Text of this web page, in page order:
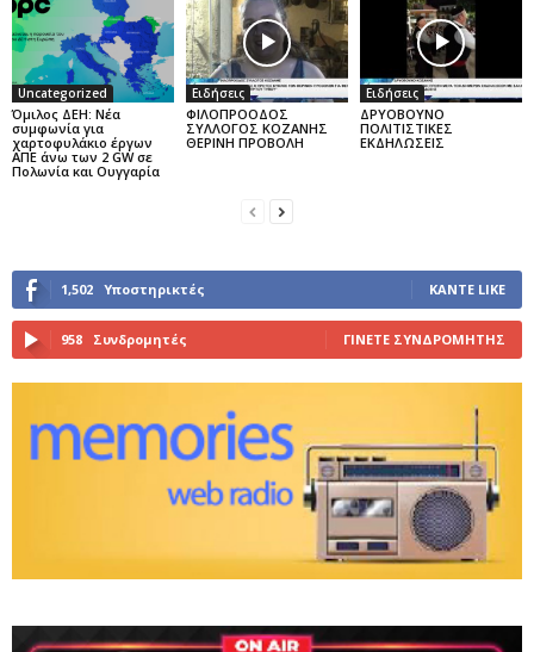
Uncategorized
Όμιλος ΔΕΗ: Νέα
συμφωνία για
χαρτοφυλάκιο έργων
ΑΠΕ άνω των 2 GW σε
Πολωνία και Ουγγαρία
Ειδήσεις
ΦΙΛΟΠΡΟΟΔΟΣ
ΣΥΛΛΟΓΟΣ ΚΟΖΑΝΗΣ
ΘΕΡΙΝΗ ΠΡΟΒΟΛΗ
Ειδήσεις
ΔΡΥΟΒΟΥΝΟ
ΠΟΛΙΤΙΣΤΙΚΕΣ
ΕΚΔΗΛΩΣΕΙΣ
1,502 Υποστηρικτές ΚΆΝΤΕ LIKE
958 Συνδρομητές ΓΊΝΕΤΕ ΣΥΝΔΡΟΜΗΤΉΣ